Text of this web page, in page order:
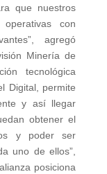
que nuestros
con
agregó
Minería de
tecnológica
Digital, permite
y así llegar
obtener el
y poder ser
uno de ellos”,
posiciona